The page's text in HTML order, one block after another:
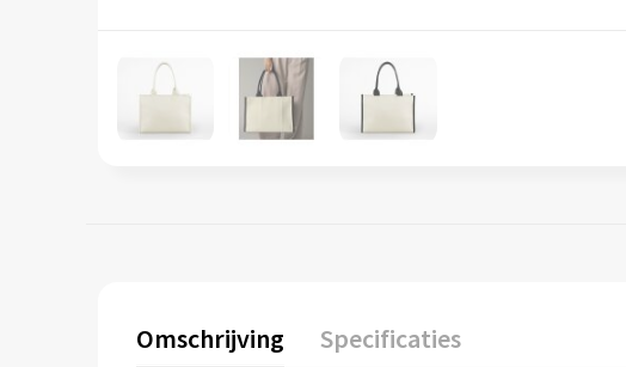
Omschrijving Specificaties